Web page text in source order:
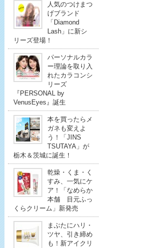
人気のつけまつ
げブランド
「Diamond
Lash」に新シ
リーズ登場！
パーソナルカラ
ー理論を取り入
れたカラコンシ
リーズ
『PERSONAL by
VenusEyes』誕生
本を買ったらメ
ガネも変えよ
う！「JINS
TSUTAYA」が
栃木＆茨城に誕生！
乾燥・くま・く
すみ、一気にケ
ア！「なめらか
本舗 目元ふっ
くらクリーム」新発売
まぶたにハリ・
ツヤ、引き締め
も！新アイクリ